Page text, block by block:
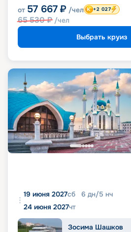
от 57 667 ₽ /чел
65 530₽ /чел
+2 027
Выбрать круиз
19 июня 2027сб 6 дн/5 нч
24 июня 2027чт
Зосима Шашков